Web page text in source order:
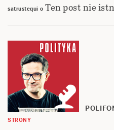
satrustequi o Ten post nie
STRONY